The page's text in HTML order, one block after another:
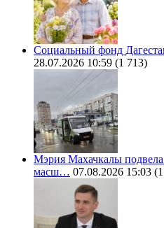
Социальный фонд
28.07.2026 10:59 (1 713)
Мэрия Махачкалы
масш… 07.08.2026 15:03